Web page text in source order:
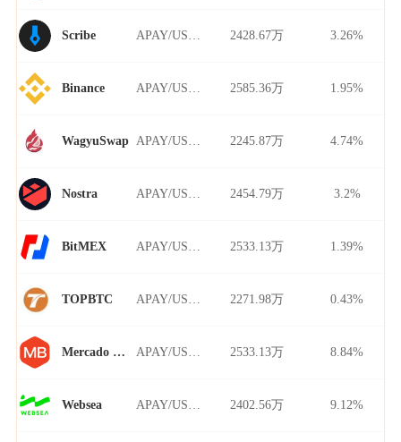
Scribe 2428.67万 3.26%
Binance 2585.36万 1.95%
WagyuSwap 2245.87万 4.74%
Nostra 2454.79万 3.2%
BitMEX 2533.13万 1.39%
TOPBTC 2271.98万 0.43%
Mercado Bitcoin 2533.13万 8.84%
Websea 2402.56万 9.12%